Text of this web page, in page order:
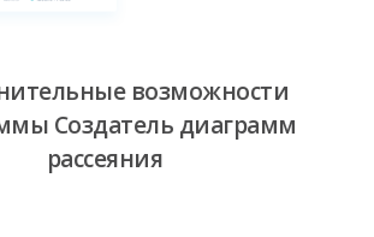
возможности
Создатель диаграмм
рассеяния